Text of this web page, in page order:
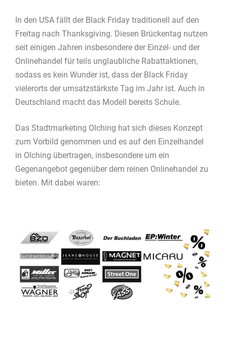
In den USA fällt der Black Friday traditionell auf den
Freitag nach Thanksgiving. Diesen Brückentag nutzen
seit einigen Jahren insbesondere der Einzel- und der
Onlinehandel für teils unglaubliche Rabattaktionen,
sodass es kein Wunder ist, dass der Black Friday
vielerorts der umsatzstärkste Tag im Jahr ist. Auch in
Deutschland macht das Modell bereits Schule.
Das Stadtmarketing Olching hat sich dieses Konzept
zum Vorbild genommen und es auf den Einzelhandel
in Olching übertragen, insbesondere um ein
Gegenangebot gegenüber dem reinen Onlinehandel zu
bieten. Mit dabei waren: